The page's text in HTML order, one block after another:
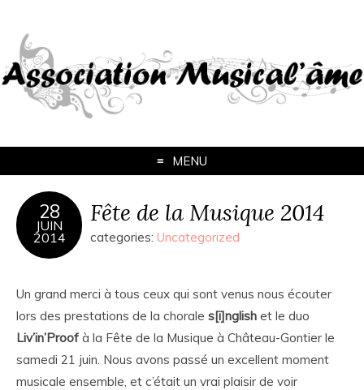
MENU
28
JUIN
2014
Fête de la Musique 2014
categories: Uncategorized
Un grand merci à tous ceux qui sont venus nous écouter
lors des prestations de la chorale s[i]nglish et le duo
Liv’in’Proof à la Fête de la Musique à Château-Gontier le
samedi 21 juin. Nous avons passé un excellent moment
musicale ensemble, et c’était un vrai plaisir de voir